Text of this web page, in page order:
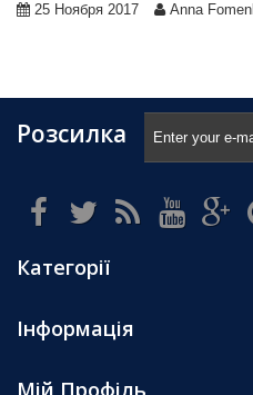
25 Ноября 2017 Anna
Розсилка
Категорії
Інформація
Мій Профіль